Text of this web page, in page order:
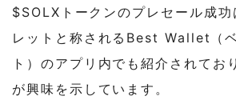
$SOLXトークンのプレセール成功
レットと称されるBest Wallet（
ト）のアプリ内でも紹介されてお
が興味を示しています。